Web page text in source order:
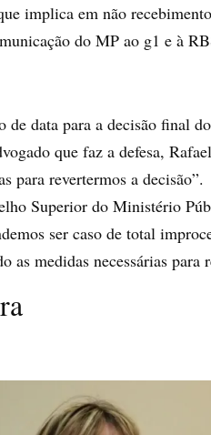
implica em não
do MP ao g1 e à
data para a decisão final
que faz a defesa,
para revertermos a decisão”.
Superior do Ministério
ser caso de total
as medidas necessárias para